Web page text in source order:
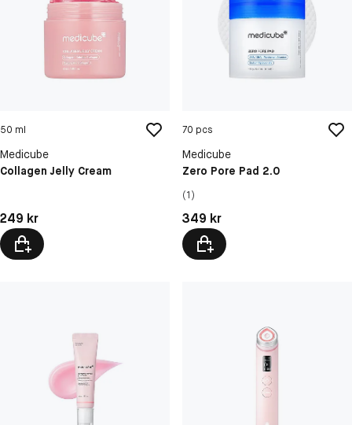
50 ml
Medicube
Collagen Jelly Cream
Pris: 249 kr
249 kr
70 pcs
Medicube
Zero Pore Pad 2.0
(1)
Pris: 349 kr
349 kr